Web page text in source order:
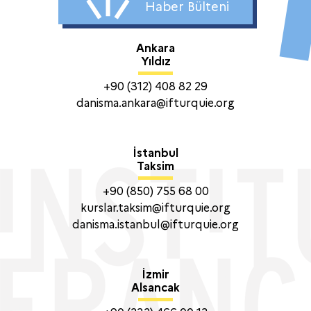
Haber Bülteni
Ankara
Yıldız
+90 (312) 408 82 29
danisma.ankara@ifturquie.org
İstanbul
Taksim
+90 (850) 755 68 00
kurslar.taksim@ifturquie.org
danisma.istanbul@ifturquie.org
İzmir
Alsancak